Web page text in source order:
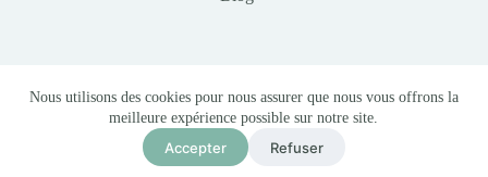
Nous utilisons des cookies pour nous assurer que nous vous offrons la
meilleure expérience possible sur notre site.
Accepter Refuser
Copyright © 2026 Mille Lunes - Création du site :
Baptiste
-Conditions Générales de Vente